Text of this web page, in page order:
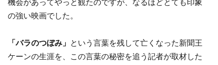
機会があってやっと観たのですが、なるほどとても印象
の強い映画でした。
「バラのつぼみ」 という言葉を残して亡くなった新聞王
ケーンの生涯を、この言葉の秘密を追う記者が取材した